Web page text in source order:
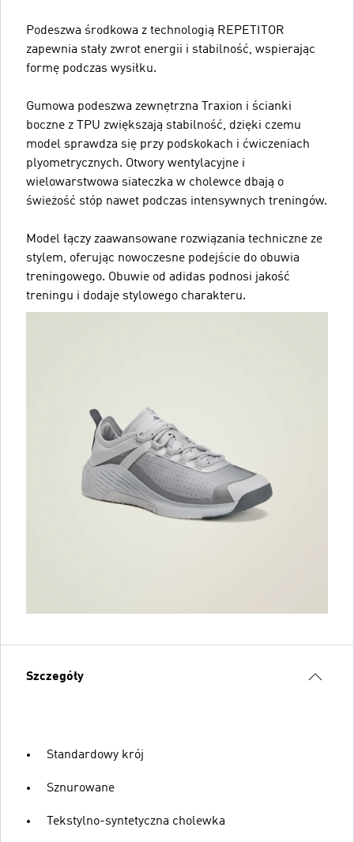
Podeszwa środkowa z technologią REPETITOR
zapewnia stały zwrot energii i stabilność, wspierając
formę podczas wysiłku.
Gumowa podeszwa zewnętrzna Traxion i ścianki
boczne z TPU zwiększają stabilność, dzięki czemu
model sprawdza się przy podskokach i ćwiczeniach
plyometrycznych. Otwory wentylacyjne i
wielowarstwowa siateczka w cholewce dbają o
świeżość stóp nawet podczas intensywnych treningów.
Model łączy zaawansowane rozwiązania techniczne ze
stylem, oferując nowoczesne podejście do obuwia
treningowego. Obuwie od adidas podnosi jakość
treningu i dodaje stylowego charakteru.
Szczegóły
Standardowy krój
Sznurowane
Tekstylno-syntetyczna cholewka